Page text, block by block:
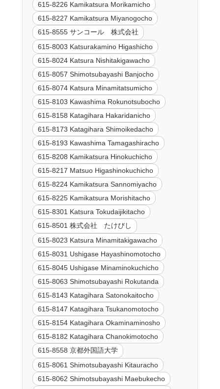
615-8226 Kamikatsura Morikamicho
615-8227 Kamikatsura Miyanogocho
615-8555 サンコール 株式会社
615-8003 Katsurakamino Higashicho
615-8024 Katsura Nishitakigawacho
615-8057 Shimotsubayashi Banjocho
615-8074 Katsura Minamitatsumicho
615-8103 Kawashima Rokunotsubocho
615-8158 Katagihara Hakaridanicho
615-8173 Katagihara Shimoikedacho
615-8193 Kawashima Tamagashiracho
615-8208 Kamikatsura Hinokuchicho
615-8217 Matsuo Higashinokuchicho
615-8224 Kamikatsura Sannomiyacho
615-8225 Kamikatsura Morishitacho
615-8301 Katsura Tokudaijikitacho
615-8501 株式会社 たけびし
615-8023 Katsura Minamitakigawacho
615-8031 Ushigase Hayashinomotocho
615-8045 Ushigase Minaminokuchicho
615-8063 Shimotsubayashi Rokutanda
615-8143 Katagihara Satonokaitocho
615-8147 Katagihara Tsukanomotocho
615-8154 Katagihara Okaminaminosho
615-8182 Katagihara Chanokimotocho
615-8558 京都外国語大学
615-8061 Shimotsubayashi Kitauracho
615-8062 Shimotsubayashi Maebukecho